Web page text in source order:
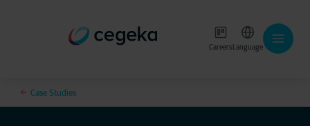
CareersLanguage
Case Studies